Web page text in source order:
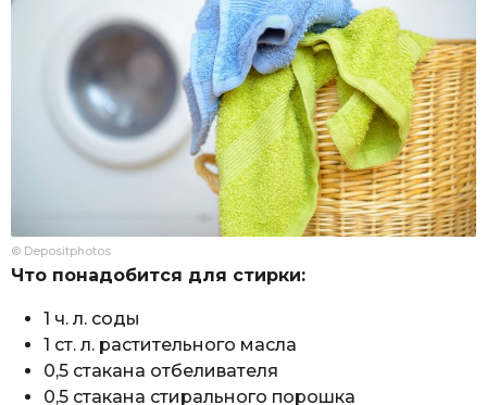
© Depositphotos
Что понадобится для стирки:
1 ч. л. соды
1 ст. л. растительного масла
0,5 стакана отбеливателя
0,5 стакана стирального порошка